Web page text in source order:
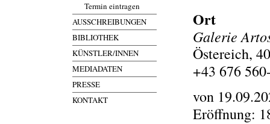
Termin eintragen
AUSSCHREIBUNGEN
BIBLIOTHEK
KÜNSTLER/INNEN
MEDIADATEN
PRESSE
KONTAKT
Ort
Galerie
Östereich,
+43 676
von
Eröffnung: